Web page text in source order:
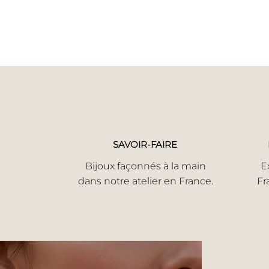
SAVOIR-FAIRE
Bijoux façonnés à la main
dans notre atelier en France.